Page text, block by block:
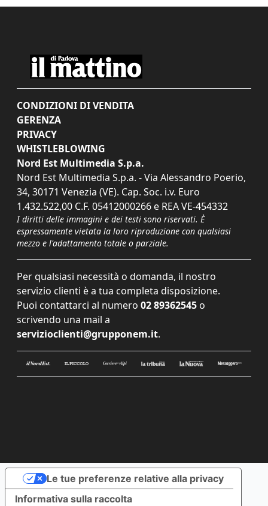
CONDIZIONI DI VENDITA
GERENZA
PRIVACY
WHISTLEBLOWING
Nord Est Multimedia S.p.a.
Nord Est Multimedia S.p.a. - Via Alessandro Poerio,
34, 30171 Venezia (VE). Cap. Soc. i.v. Euro
1.432.522,00 C.F. 05412000266 e REA VE-454332
I diritti delle immagini e dei testi sono riservati. È
espressamente vietata la loro riproduzione con qualsiasi
mezzo e l'adattamento totale o parziale.
Per qualsiasi necessità o domanda, il nostro
servizio clienti è a tua completa disposizione.
Puoi contattarci al numero 02 89362545 o
scrivendo una mail a
servizioclienti@grupponem.it.
Informativa sulla raccolta
Le tue preferenze relative alla privacy